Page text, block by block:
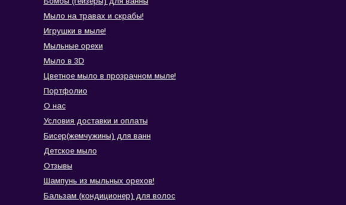
Мыло на травах и скрабы!
Игрушки в мыле!
Мыльные орехи
Мыло в 3D
Цветное мыло в прозрачном мыле!
Портфолио
О нас
Условия доставки и оплаты
Бисер(жемчужины) для ванн
Детское мыло
Отзывы
Шампунь из мыльных орехов!
Бальзам (кондиционер) для волос